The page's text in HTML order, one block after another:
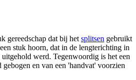
gereedschap dat bij het splitsen gebruikt
stuk hoorn, dat in de lengterichting in
uitgehold werd. Tegenwoordig is het een
en van een 'handvat' voorzien